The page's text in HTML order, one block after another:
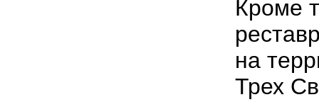
Кроме
на
Трех